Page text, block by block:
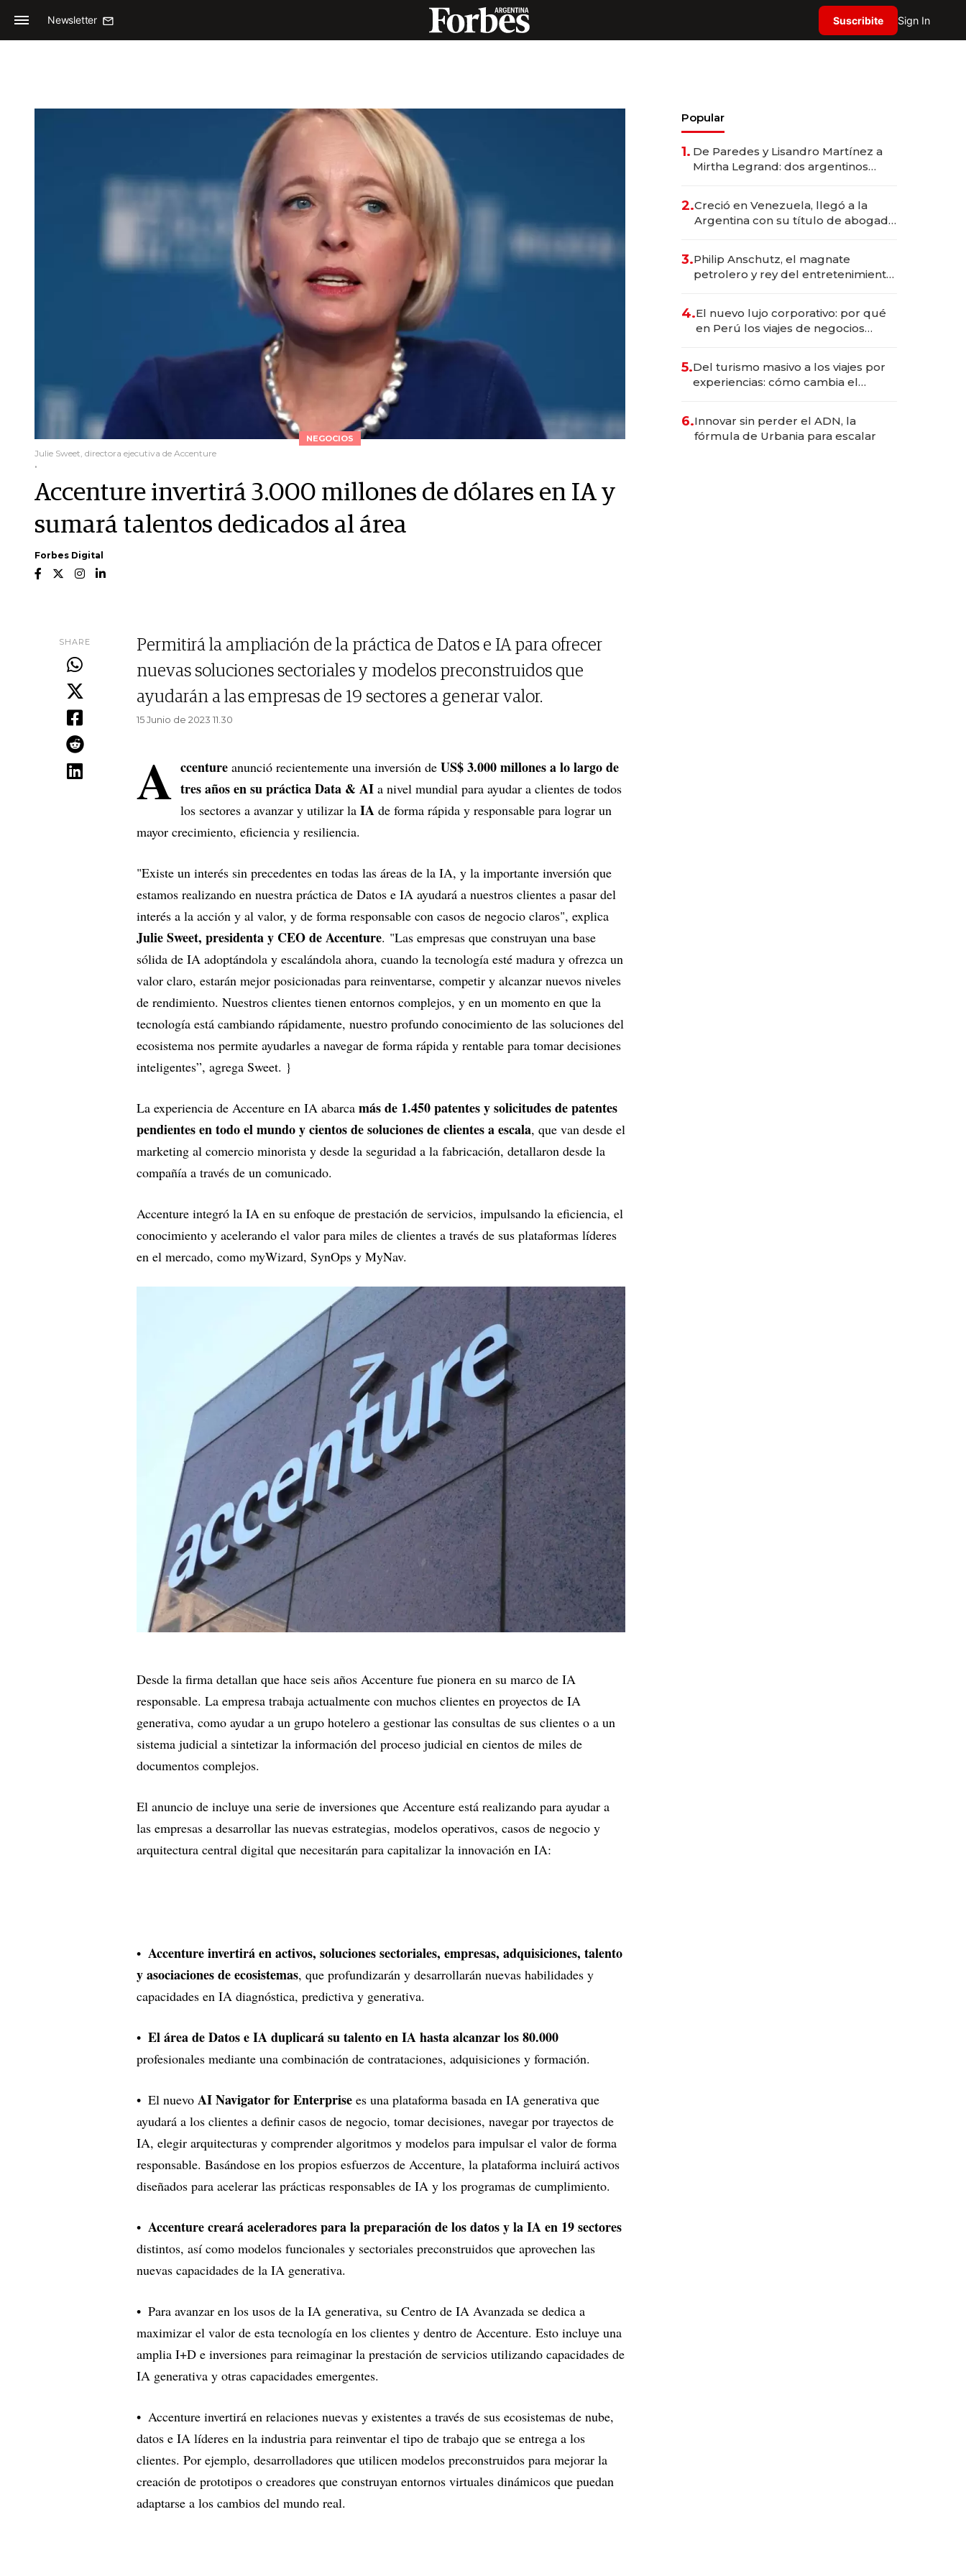
Newsletter Suscribite Sign In
NEGOCIOS
Julie Sweet, directora ejecutiva de Accenture
.
Accenture invertirá 3.000 millones de dólares en IA y
sumará talentos dedicados al área
Forbes Digital
SHARE
Permitirá la ampliación de la práctica de Datos e IA para ofrecer
nuevas soluciones sectoriales y modelos preconstruidos que
ayudarán a las empresas de 19 sectores a generar valor.
15 Junio de 2023 11.30
A ccenture anunció recientemente una inversión de US$ 3.000 millones a lo largo de
tres años en su práctica Data & AI a nivel mundial para ayudar a clientes de todos
los sectores a avanzar y utilizar la IA de forma rápida y responsable para lograr un
mayor crecimiento, eficiencia y resiliencia.
"Existe un interés sin precedentes en todas las áreas de la IA, y la importante inversión que
estamos realizando en nuestra práctica de Datos e IA ayudará a nuestros clientes a pasar del
interés a la acción y al valor, y de forma responsable con casos de negocio claros", explica
Julie Sweet, presidenta y CEO de Accenture. "Las empresas que construyan una base
sólida de IA adoptándola y escalándola ahora, cuando la tecnología esté madura y ofrezca un
valor claro, estarán mejor posicionadas para reinventarse, competir y alcanzar nuevos niveles
de rendimiento. Nuestros clientes tienen entornos complejos, y en un momento en que la
tecnología está cambiando rápidamente, nuestro profundo conocimiento de las soluciones del
ecosistema nos permite ayudarles a navegar de forma rápida y rentable para tomar decisiones
inteligentes”, agrega Sweet. }
La experiencia de Accenture en IA abarca más de 1.450 patentes y solicitudes de patentes
pendientes en todo el mundo y cientos de soluciones de clientes a escala, que van desde el
marketing al comercio minorista y desde la seguridad a la fabricación, detallaron desde la
compañía a través de un comunicado.
Accenture integró la IA en su enfoque de prestación de servicios, impulsando la eficiencia, el
conocimiento y acelerando el valor para miles de clientes a través de sus plataformas líderes
en el mercado, como myWizard, SynOps y MyNav.
Desde la firma detallan que hace seis años Accenture fue pionera en su marco de IA
responsable. La empresa trabaja actualmente con muchos clientes en proyectos de IA
generativa, como ayudar a un grupo hotelero a gestionar las consultas de sus clientes o a un
sistema judicial a sintetizar la información del proceso judicial en cientos de miles de
documentos complejos.
El anuncio de incluye una serie de inversiones que Accenture está realizando para ayudar a
las empresas a desarrollar las nuevas estrategias, modelos operativos, casos de negocio y
arquitectura central digital que necesitarán para capitalizar la innovación en IA:
Accenture invertirá en activos, soluciones sectoriales, empresas, adquisiciones, talento
y asociaciones de ecosistemas, que profundizarán y desarrollarán nuevas habilidades y
capacidades en IA diagnóstica, predictiva y generativa.
El área de Datos e IA duplicará su talento en IA hasta alcanzar los 80.000
profesionales mediante una combinación de contrataciones, adquisiciones y formación.
El nuevo AI Navigator for Enterprise es una plataforma basada en IA generativa que
ayudará a los clientes a definir casos de negocio, tomar decisiones, navegar por trayectos de
IA, elegir arquitecturas y comprender algoritmos y modelos para impulsar el valor de forma
responsable. Basándose en los propios esfuerzos de Accenture, la plataforma incluirá activos
diseñados para acelerar las prácticas responsables de IA y los programas de cumplimiento.
Accenture creará aceleradores para la preparación de los datos y la IA en 19 sectores
distintos, así como modelos funcionales y sectoriales preconstruidos que aprovechen las
nuevas capacidades de la IA generativa.
Para avanzar en los usos de la IA generativa, su Centro de IA Avanzada se dedica a
maximizar el valor de esta tecnología en los clientes y dentro de Accenture. Esto incluye una
amplia I+D e inversiones para reimaginar la prestación de servicios utilizando capacidades de
IA generativa y otras capacidades emergentes.
Accenture invertirá en relaciones nuevas y existentes a través de sus ecosistemas de nube,
datos e IA líderes en la industria para reinventar el tipo de trabajo que se entrega a los
clientes. Por ejemplo, desarrolladores que utilicen modelos preconstruidos para mejorar la
creación de prototipos o creadores que construyan entornos virtuales dinámicos que puedan
adaptarse a los cambios del mundo real.
Popular
1. De Paredes y Lisandro Martínez a
Mirtha Legrand: dos argentinos
2.Creció en Venezuela, llegó a la
Argentina con su título de abogado
marcas "fast premium"
3.Philip Anschutz, el magnate
petrolero y rey del entretenimiento
4.El nuevo lujo corporativo: por qué
en Perú los viajes de negocios
transformadoras
5.Del turismo masivo a los viajes por
experiencias: cómo cambia el
6.Innovar sin perder el ADN, la
fórmula de Urbania para escalar